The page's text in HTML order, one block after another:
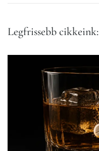
Legfrissebb cikkeink: